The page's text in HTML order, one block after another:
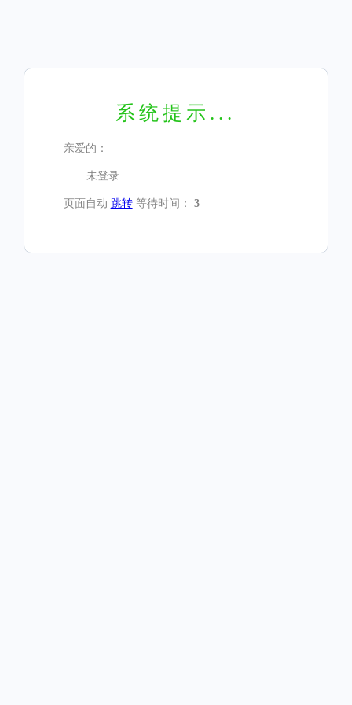
系统提示...
亲爱的：
未登录
页面自动 跳转等待时间： 3